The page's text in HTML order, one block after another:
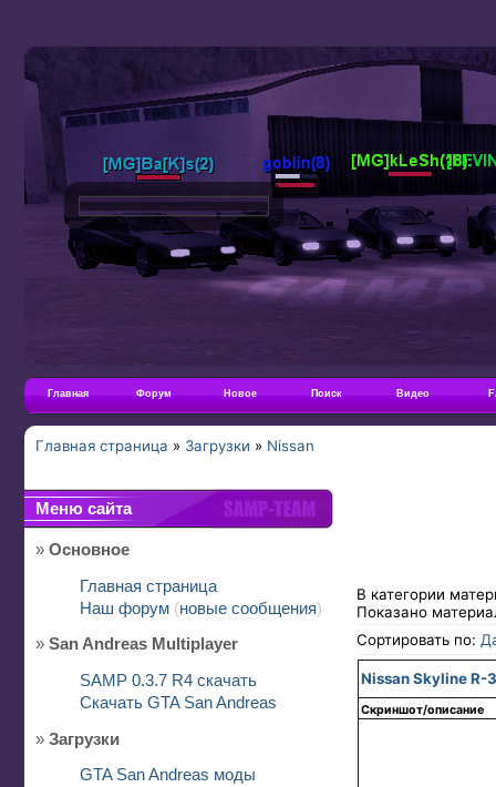
Главная Форум Новое Поиск Видео
Главная страница » Загрузки » Nissan
Меню сайта
» Основное
Главная страница
Наш форум (новые сообщения)
» San Andreas Multiplayer
SAMP 0.3.7 R4 скачать
Скачать GTA San Andreas
» Загрузки
GTA San Andreas моды
В категории
Показано
Сортировать по:
Nissan Skyline R-
Скриншот/описание